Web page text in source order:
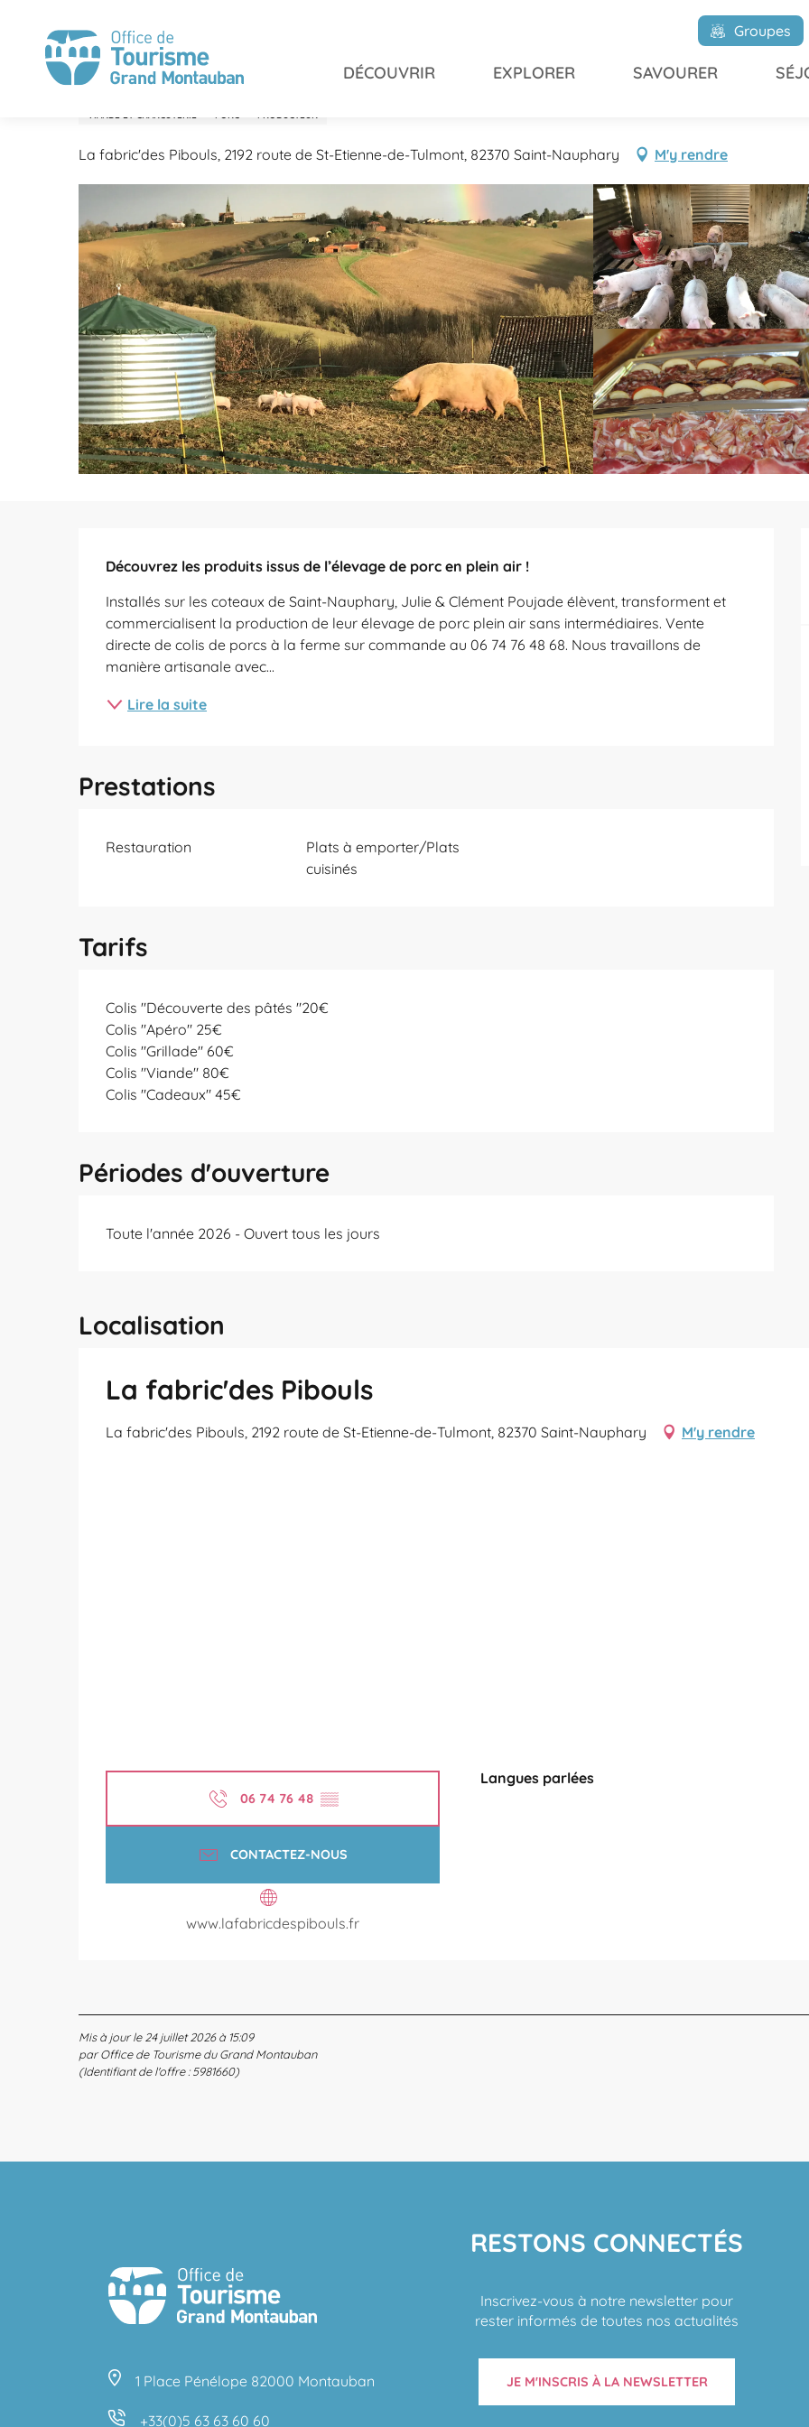
contenu
principal
Groupes
DÉCOUVRIR EXPLORER SAVOURER
La fabric'des Pibouls
VIANDE ET CHARCUTERIE PORC PRODUCTEUR
La fabric'des Pibouls, 2192 route de St-Etienne-de-Tulmont, 82370 Saint-Nauphary M'y rendre
Découvrez les produits issus de l’élevage de porc en plein air !
Installés sur les coteaux de Saint-Nauphary, Julie & Clément Poujade élèvent, transforment et
commercialisent la production de leur élevage de porc plein air sans intermédiaires. Vente
directe de colis de porcs à la ferme sur commande au 06 74 76 48 68. Nous travaillons de
manière artisanale avec...
Lire la suite
Prestations
Restauration
Plats à emporter/Plats
cuisinés
Tarifs
Colis "Découverte des pâtés "20€
Colis "Apéro" 25€
Colis "Grillade" 60€
Colis "Viande" 80€
Colis "Cadeaux" 45€
Périodes d'ouverture
Toute l'année 2026 - Ouvert tous les jours
Localisation
La fabric'des Pibouls
La fabric'des Pibouls, 2192 route de St-Etienne-de-Tulmont, 82370 Saint-Nauphary M'y rendre
06 74 76 48 ▒▒
CONTACTEZ-NOUS
www.lafabricdespibouls.fr
Langues parlées
Langues parlées
Mis à jour le 24 juillet 2026 à 15:09
par Office de Tourisme du Grand Montauban
(Identifiant de l'offre :5981660)
1 Place Pénélope 82000 Montauban
+33(0)5 63 63 60 60
RESTONS CONNECTÉS
Inscrivez-vous à notre newsletter pour
rester informés de toutes nos actualités
JE M'INSCRIS À LA NEWSLETTER